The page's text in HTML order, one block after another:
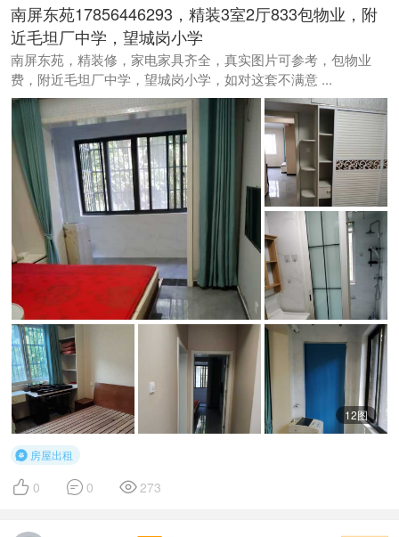
南屏东苑17856446293，精装3室2厅833包物业，附
近毛坦厂中学，望城岗小学
南屏东苑，精装修，家电家具齐全，真实图片可参考，包物业
费，附近毛坦厂中学，望城岗小学，如对这套不满意 ...
12图
 房屋出租
 0  0  273